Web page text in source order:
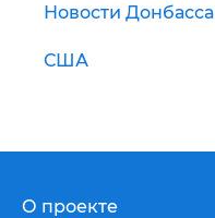
Новости Донбасса
США
О проекте